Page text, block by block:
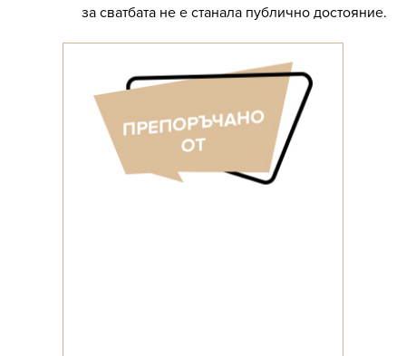
за сватбата не е станала публично достояние.